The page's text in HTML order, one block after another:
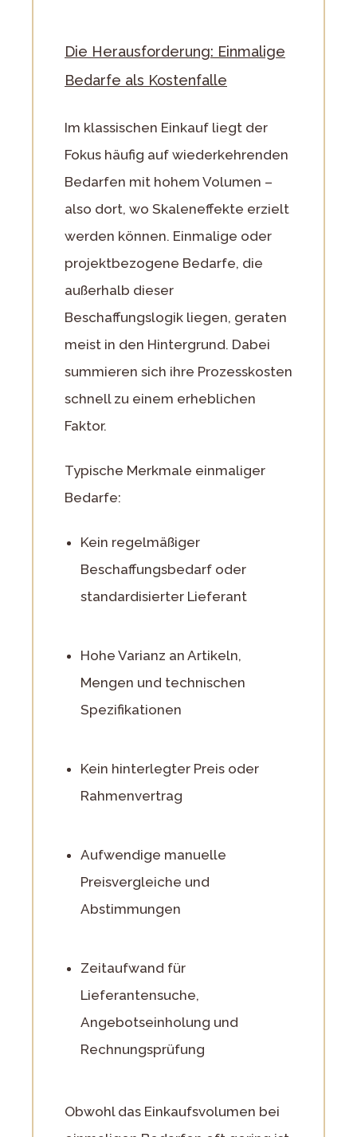
Die Herausforderung: Einmalige
Bedarfe als Kostenfalle
Im klassischen Einkauf liegt der
Fokus häufig auf wiederkehrenden
Bedarfen mit hohem Volumen –
also dort, wo Skaleneffekte erzielt
werden können. Einmalige oder
projektbezogene Bedarfe, die
außerhalb dieser
Beschaffungslogik liegen, geraten
meist in den Hintergrund. Dabei
summieren sich ihre Prozesskosten
schnell zu einem erheblichen
Faktor.
Typische Merkmale einmaliger
Bedarfe:
Kein regelmäßiger
Beschaffungsbedarf oder
standardisierter Lieferant
Hohe Varianz an Artikeln,
Mengen und technischen
Spezifikationen
Kein hinterlegter Preis oder
Rahmenvertrag
Aufwendige manuelle
Preisvergleiche und
Abstimmungen
Zeitaufwand für
Lieferantensuche,
Angebotseinholung und
Rechnungsprüfung
Obwohl das Einkaufsvolumen bei